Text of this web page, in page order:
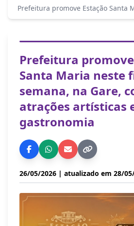
Prefeitura promove Estação Santa
Prefeitura
Santa Maria neste
semana, na Gare,
atrações artísticas
gastronomia
26/05/2026 | atualizado em 28/